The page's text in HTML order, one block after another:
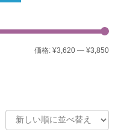
最
最
価格: ¥3,620 — ¥3,850